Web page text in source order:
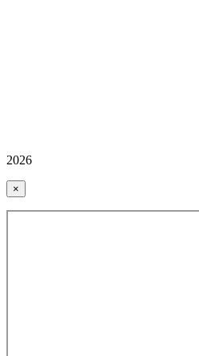
2026
×